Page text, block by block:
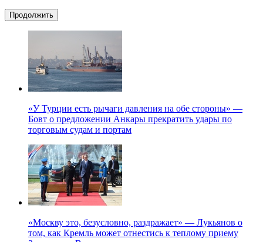
Продолжить
«У Турции есть рычаги давления на обе стороны» —
Бовт о предложении Анкары прекратить удары по
торговым судам и портам
«Москву это, безусловно, раздражает» — Лукьянов о
том, как Кремль может отнестись к теплому приему